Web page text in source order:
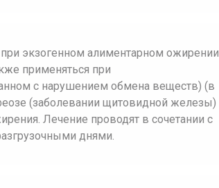
экзогенном алиментарном ожирении
применяться при
с нарушением обмена веществ) (в
(заболевании щитовидной железы)
Лечение проводят в сочетании с
днями.